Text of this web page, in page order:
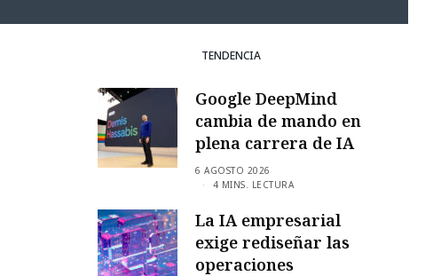
TENDENCIA
Google DeepMind
cambia de mando en
plena carrera de IA
6 AGOSTO 2026
4 MINS. LECTURA
La IA empresarial
exige rediseñar las
operaciones